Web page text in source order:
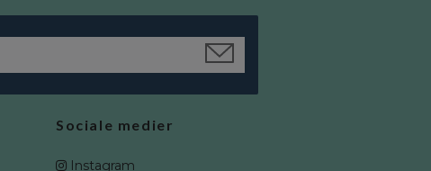
Sociale medier
Instagram